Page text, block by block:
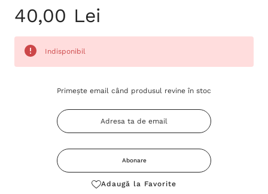
40,00 Lei
Indisponibil
Primește email când produsul revine în stoc
Abonare
Adaugă la Favorite